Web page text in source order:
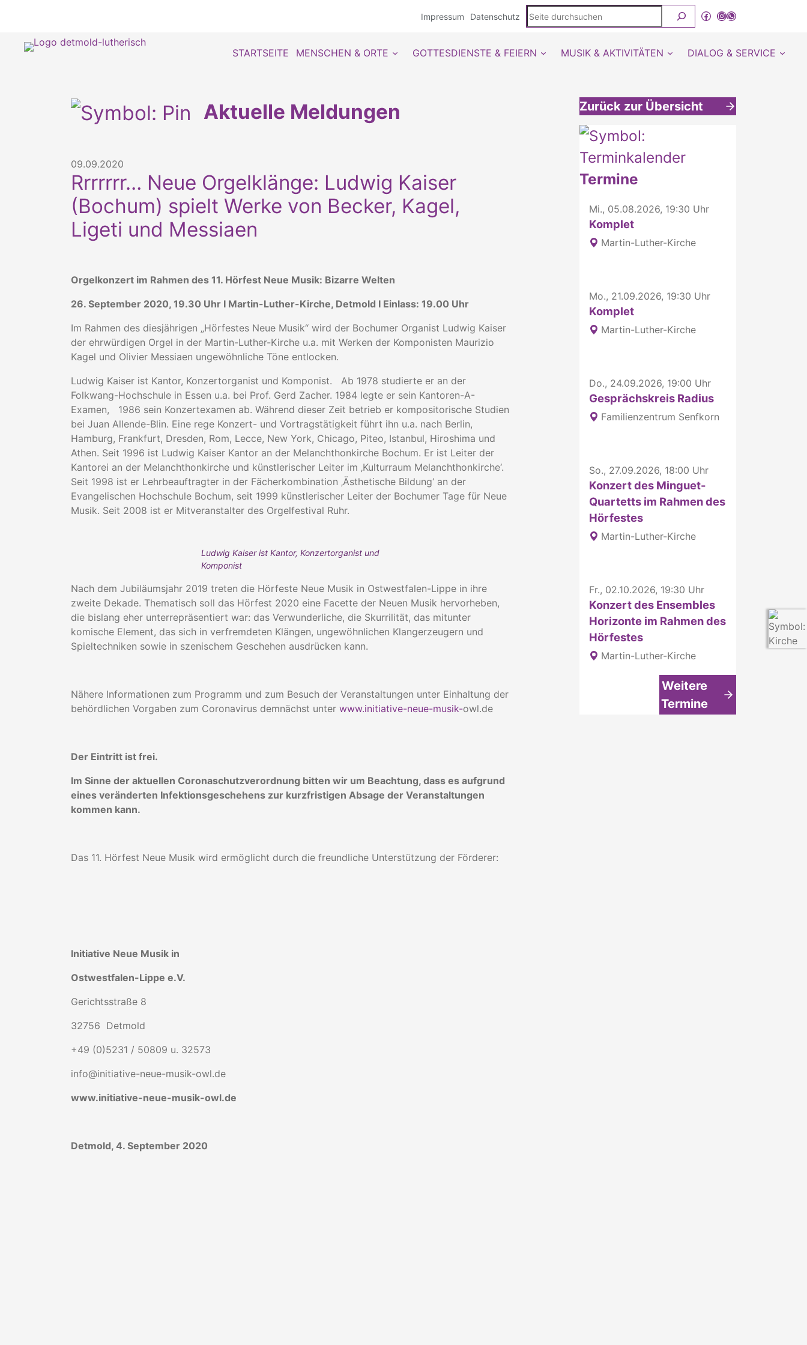
Impressum Datenschutz
Seite
durchsuchen
Facebook
Instagram
WhatsApp Kanal von detmold-lutherisch
STARTSEITE MENSCHEN & ORTE GOTTESDIENSTE & FEIERN MUSIK & AKTIVITÄTEN DIALOG & SERVICE
Aktuelle Meldungen
09.09.2020
Rrrrrrr… Neue Orgelklänge: Ludwig Kaiser
(Bochum) spielt Werke von Becker, Kagel,
Ligeti und Messiaen
Orgelkonzert im Rahmen des 11. Hörfest Neue Musik: Bizarre Welten
26. September 2020, 19.30 Uhr I Martin-Luther-Kirche, Detmold I Einlass: 19.00 Uhr
Im Rahmen des diesjährigen „Hörfestes Neue Musik“ wird der Bochumer Organist Ludwig Kaiser
der ehrwürdigen Orgel in der Martin-Luther-Kirche u.a. mit Werken der Komponisten Maurizio
Kagel und Olivier Messiaen ungewöhnliche Töne entlocken.
Ludwig Kaiser ist Kantor, Konzertorganist und Komponist. Ab 1978 studierte er an der
Folkwang-Hochschule in Essen u.a. bei Prof. Gerd Zacher. 1984 legte er sein Kantoren-A-
Examen, 1986 sein Konzertexamen ab. Während dieser Zeit betrieb er kompositorische Studien
bei Juan Allende-Blin. Eine rege Konzert- und Vortragstätigkeit führt ihn u.a. nach Berlin,
Hamburg, Frankfurt, Dresden, Rom, Lecce, New York, Chicago, Piteo, Istanbul, Hiroshima und
Athen. Seit 1996 ist Ludwig Kaiser Kantor an der Melanchthonkirche Bochum. Er ist Leiter der
Kantorei an der Melanchthonkirche und künstlerischer Leiter im ‚Kulturraum Melanchthonkirche‘.
Seit 1998 ist er Lehrbeauftragter in der Fächerkombination ‚Ästhetische Bildung‘ an der
Evangelischen Hochschule Bochum, seit 1999 künstlerischer Leiter der Bochumer Tage für Neue
Musik. Seit 2008 ist er Mitveranstalter des Orgelfestival Ruhr.
Ludwig Kaiser ist Kantor, Konzertorganist und
Komponist
Nach dem Jubiläumsjahr 2019 treten die Hörfeste Neue Musik in Ostwestfalen-Lippe in ihre
zweite Dekade. Thematisch soll das Hörfest 2020 eine Facette der Neuen Musik hervorhe­ben,
die bislang eher unterrepräsentiert war: das Verwunderliche, die Skurrilität, das mitunter
komische Element, das sich in verfremdeten Klängen, ungewöhnlichen Klangerzeugern und
Spieltechniken sowie in szenischem Geschehen ausdrücken kann.
Nähere Informationen zum Programm und zum Besuch der Veranstaltungen unter Einhaltung der
behördlichen Vorgaben zum Coronavirus demnächst unterwww.initiative-neue-musik-owl.de
Der Eintritt ist frei.
Im Sinne der aktuellen Coronaschutzverordnung bitten wir um Beachtung, dass es aufgrund
eines veränderten Infektionsgeschehens zur kurzfristigen Absage der Veranstaltungen
kommen kann.
Das 11. Hörfest Neue Musik wird ermöglicht durch die freundliche Unterstützung der Förderer:
Initiative Neue Musik in
Ostwestfalen-Lippe e.V.
Gerichtsstraße 8
32756 Detmold
+49 (0)5231 / 50809 u. 32573
info@initiative-neue-musik-owl.de
www.initiative-neue-musik-owl.de
Detmold, 4. September 2020
Zurück zur Übersicht
Weitere interessante Inhalte
Termine
Mi., 05.08.2026, 19:30 Uhr
Komplet
Martin-Luther-Kirche
Mo., 21.09.2026, 19:30 Uhr
Komplet
Martin-Luther-Kirche
Do., 24.09.2026, 19:00 Uhr
Gesprächskreis Radius
Familienzentrum Senfkorn
So., 27.09.2026, 18:00 Uhr
Konzert des Minguet-
Quartetts im Rahmen des
Hörfestes
Martin-Luther-Kirche
Fr., 02.10.2026, 19:30 Uhr
Konzert des Ensembles
Horizonte im Rahmen des
Hörfestes
Martin-Luther-Kirche
Weitere
Termine